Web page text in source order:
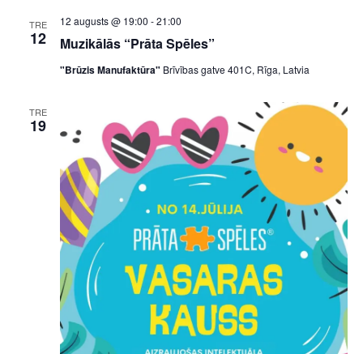
TRE
12 Muzikālās “Prāta Spēles”
12 augusts @ 19:00 -21:00
"Brūzis Manufaktūra" Brīvības gatve 401C, Rīga, Latvia
TRE
19